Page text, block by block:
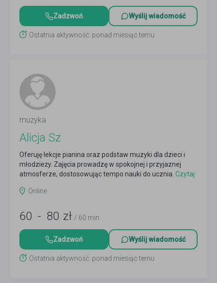
Zadzwoń Wyślij wiadomość
Ostatnia aktywność: ponad miesiąc temu
muzyka
Alicja Sz
Oferuję lekcje pianina oraz podstaw muzyki dla dzieci i
młodzieży. Zajęcia prowadzę w spokojnej i przyjaznej
atmosferze, dostosowując tempo nauki do ucznia. Czytaj
Online
60 - 80 zł / 60 min
Zadzwoń Wyślij wiadomość
Ostatnia aktywność: ponad miesiąc temu